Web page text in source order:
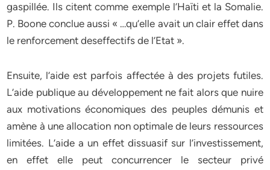
gaspillée. Ils citent comme exemple l’Haïti et la Somalie.
P. Boone conclue aussi « …qu’elle avait un clair effet dans
le renforcement deseffectifs de l’Etat ».
Ensuite, l’aide est parfois affectée à des projets futiles.
L’aide publique au développement ne fait alors que nuire
aux motivations économiques des peuples démunis et
amène à une allocation non optimale de leurs ressources
limitées. L’aide a un effet dissuasif sur l’investissement,
en effet elle peut concurrencer le secteur privé